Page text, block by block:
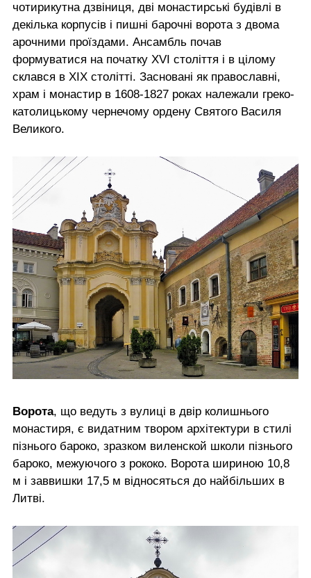
чотирикутна дзвіниця, дві монастирські будівлі в
декілька корпусів і пишні барочні ворота з двома
арочними проїздами. Ансамбль почав
формуватися на початку XVI століття і в цілому
склався в XIX столітті. Засновані як православні,
храм і монастир в 1608-1827 роках належали греко-
католицькому чернечому ордену Святого Василя
Великого.
Ворота, що ведуть з вулиці в двір колишнього
монастиря, є видатним твором архітектури в стилі
пізнього бароко, зразком виленской школи пізнього
бароко, межуючого з рококо. Ворота шириною 10,8
м і заввишки 17,5 м відносяться до найбільших в
Литві.